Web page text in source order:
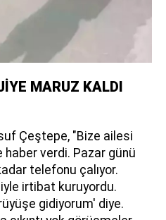
MARUZ KALDI
Çeştepe, "Bize ailesi
haber verdi. Pazar günü
telefonu çalıyor.
irtibat kuruyordu.
gidiyorum' diye.